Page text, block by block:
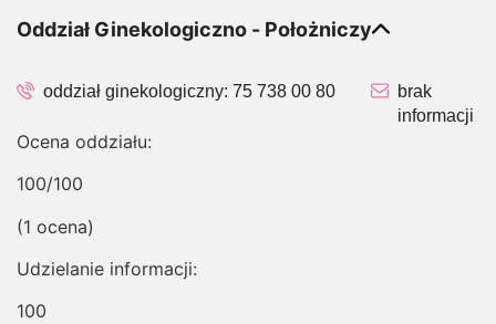
Oddział Ginekologiczno - Położniczy
oddział ginekologiczny: 75 738 00 80
brak
informacji
Ocena oddziału:
100/100
(1 ocena)
Udzielanie informacji:
100